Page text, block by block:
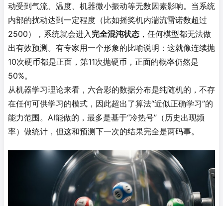
动受到气流、温度、机器微小振动等无数因素影响。当系统
内部的扰动达到一定程度（比如摇奖机内湍流雷诺数超过
2500），系统就会进入完全混沌状态 ，任何模型都无法做
出有效预测 。有专家用一个形象的比喻说明：这就像连续抛
10次硬币都是正面，第11次抛硬币，正面的概率仍然是
50%。
从机器学习理论来看，六合彩的数据分布是纯随机的，不存
在任何可供学习的模式，因此超出了算法“近似正确学习”的
能力范围。AI能做的，最多是基于“冷热号”（历史出现频
率）做统计，但这和预测下一次的结果完全是两码事。